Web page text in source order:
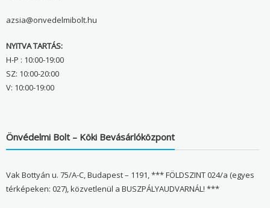
azsia@onvedelmibolt.hu
NYITVA TARTÁS:
H-P : 10:00-19:00
SZ: 10:00-20:00
V: 10:00-19:00
Önvédelmi Bolt – Köki Bevásárlóközpont
Vak Bottyán u. 75/A-C, Budapest – 1191, *** FÖLDSZINT 024/a (egyes
térképeken: 027), közvetlenül a BUSZPÁLYAUDVARNÁL! ***